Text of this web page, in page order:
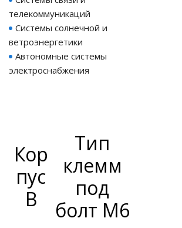
телекоммуникаций
Системы солнечной и
ветроэнергетики
Автономные системы
электроснабжения
Кор
пус
B
Тип
клемм
под
болт M6